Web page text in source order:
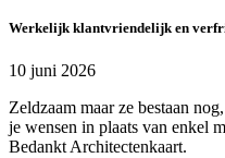
Werkelijk klantvriendelijk en
10 juni 2026
Zeldzaam maar ze bestaan
je wensen in plaats van enkel
Bedankt Architectenkaart.